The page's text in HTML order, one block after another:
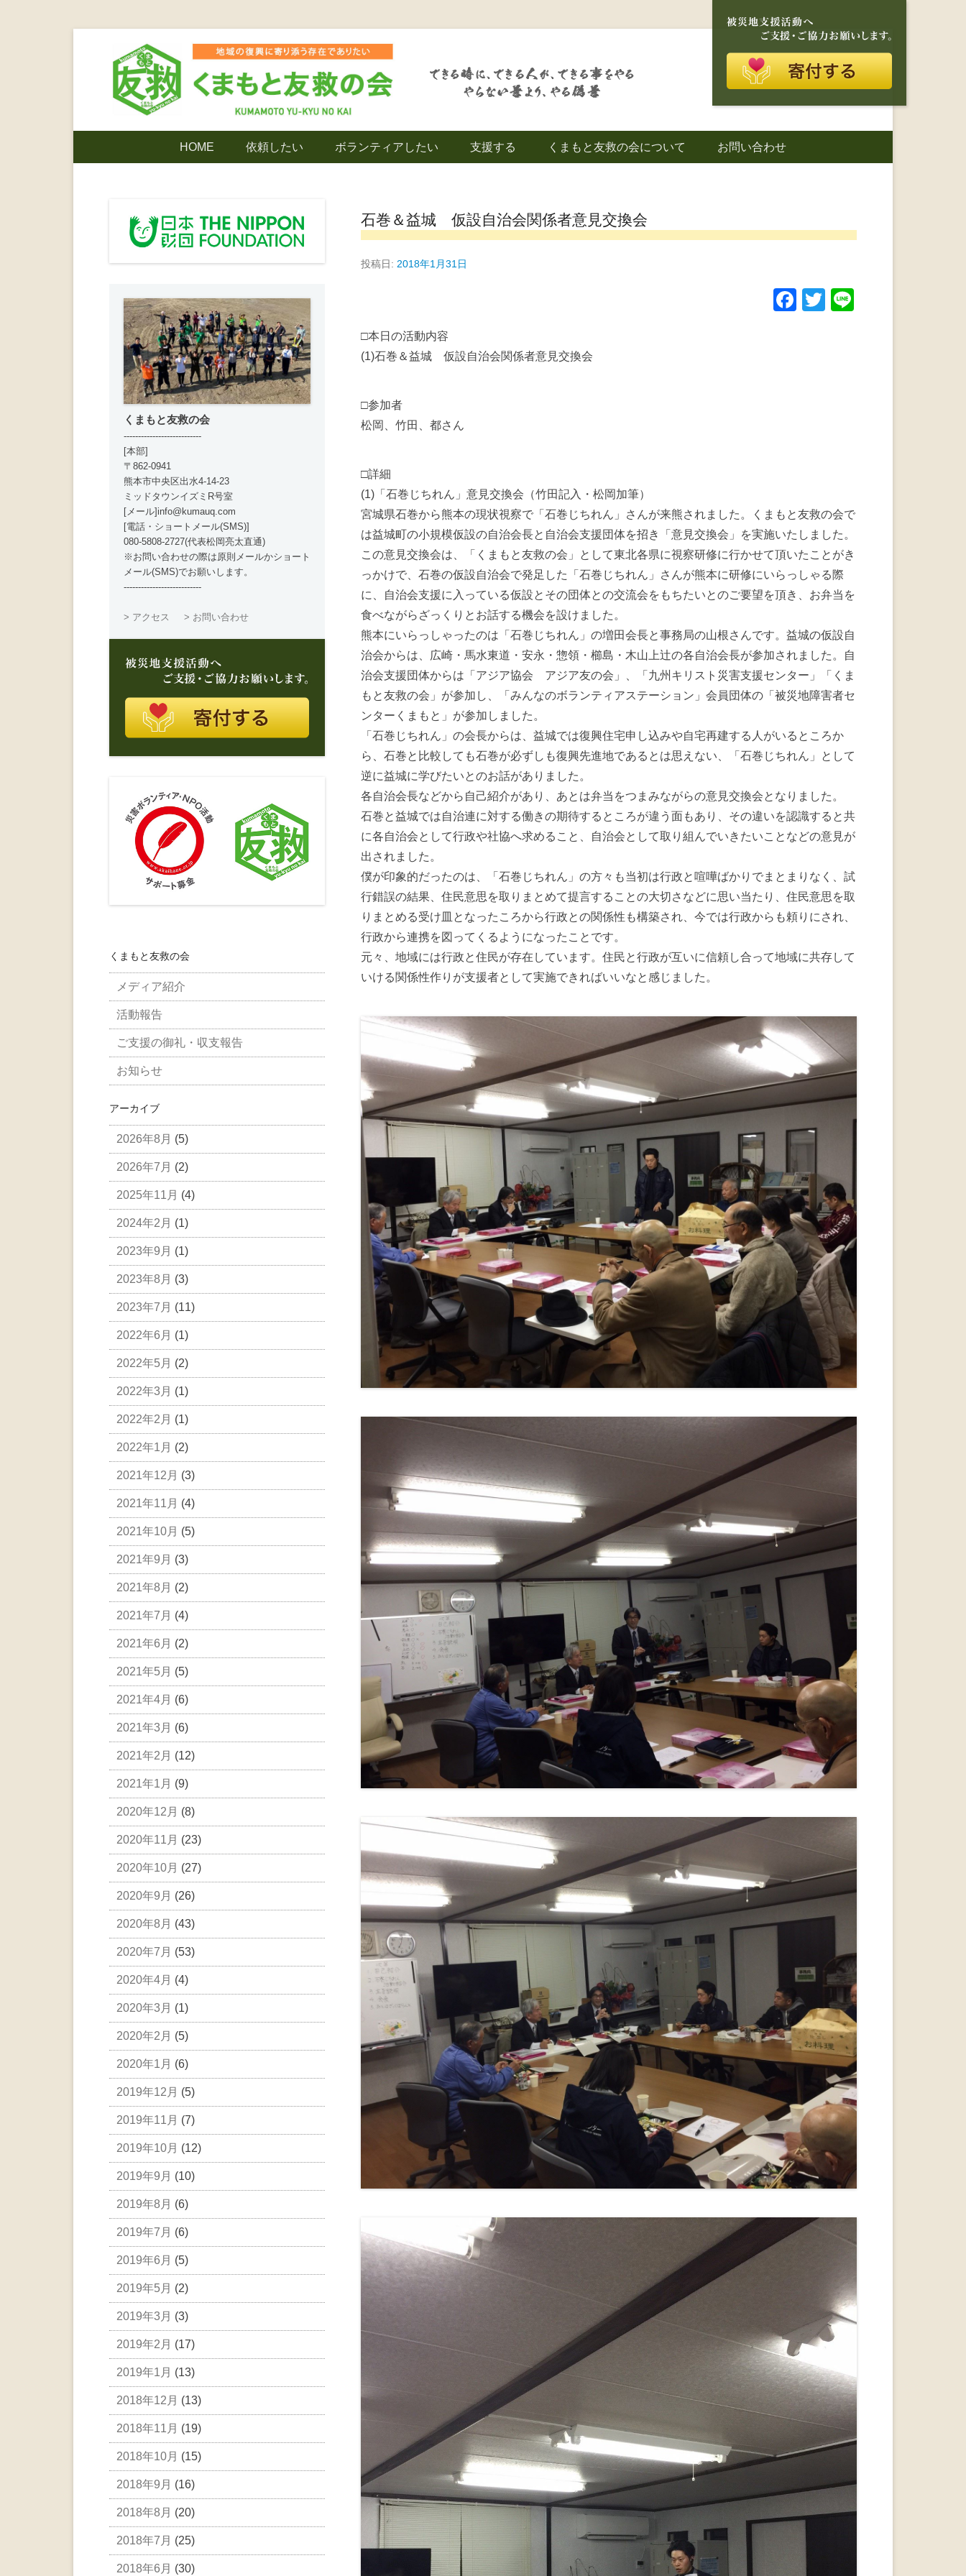
くまもと友救の会｜地域の復興に寄り添う存在
ンティア
HOME 依頼したい ボランティアしたい 支援する くまもと友救の会について お問い合わせ
石巻＆益城 仮設自治会関係者意見交換会
投稿日: 2018年1月31日
F T
□本日の活動内容
(1)石巻＆益城 仮設自治会関係者意見交換会
□参加者
松岡、竹田、都さん
□詳細
(1)「石巻じちれん」意見交換会（竹田記入・松岡加筆）
宮城県石巻から熊本の現状視察で「石巻じちれん」さんが来熊されました。くまもと友救の会で
は益城町の小規模仮設の自治会長と自治会支援団体を招き「意見交換会」を実施いたしました。
この意見交換会は、「くまもと友救の会」として東北各県に視察研修に行かせて頂いたことがき
っかけで、石巻の仮設自治会で発足した「石巻じちれん」さんが熊本に研修にいらっしゃる際
に、自治会支援に入っている仮設とその団体との交流会をもちたいとのご要望を頂き、お弁当を
食べながらざっくりとお話する機会を設けました。
熊本にいらっしゃったのは「石巻じちれん」の増田会長と事務局の山根さんです。益城の仮設自
治会からは、広崎・馬水東道・安永・惣領・櫛島・木山上辻の各自治会長が参加されました。自
治会支援団体からは「アジア協会 アジア友の会」、「九州キリスト災害支援センター」「くま
もと友救の会」が参加し、「みんなのボランティアステーション」会員団体の「被災地障害者セ
ンターくまもと」が参加しました。
「石巻じちれん」の会長からは、益城では復興住宅申し込みや自宅再建する人がいるところか
ら、石巻と比較しても石巻が必ずしも復興先進地であるとは思えない、「石巻じちれん」として
逆に益城に学びたいとのお話がありました。
各自治会長などから自己紹介があり、あとは弁当をつまみながらの意見交換会となりました。
石巻と益城では自治連に対する働きの期待するところが違う面もあり、その違いを認識すると共
に各自治会として行政や社協へ求めること、自治会として取り組んでいきたいことなどの意見が
出されました。
僕が印象的だったのは、「石巻じちれん」の方々も当初は行政と喧嘩ばかりでまとまりなく、試
行錯誤の結果、住民意思を取りまとめて提言することの大切さなどに思い当たり、住民意思を取
りまとめる受け皿となったころから行政との関係性も構築され、今では行政からも頼りにされ、
行政から連携を図ってくるようになったことです。
元々、地域には行政と住民が存在しています。住民と行政が互いに信頼し合って地域に共存して
いける関係性作りが支援者として実施できればいいなと感じました。
くまもと友救の会
---------------------------
[本部]
〒862-0941
熊本市中央区出水4-14-23
ミッドタウンイズミR号室
[メール]info@kumauq.com
[電話・ショートメール(SMS)]
080-5808-2727(代表松岡亮太直通)
※お問い合わせの際は原則メールかショート
メール(SMS)でお願いします。
---------------------------
> アクセス > お問い合わせ
くまもと友救の会
メディア紹介
活動報告
ご支援の御礼・収支報告
お知らせ
アーカイブ
2026年8月 (5)
2026年7月 (2)
2025年11月 (4)
2024年2月 (1)
2023年9月 (1)
2023年8月 (3)
2023年7月 (11)
2022年6月 (1)
2022年5月 (2)
2022年3月 (1)
2022年2月 (1)
2022年1月 (2)
2021年12月 (3)
2021年11月 (4)
2021年10月 (5)
2021年9月 (3)
2021年8月 (2)
2021年7月 (4)
2021年6月 (2)
2021年5月 (5)
2021年4月 (6)
2021年3月 (6)
2021年2月 (12)
2021年1月 (9)
2020年12月 (8)
2020年11月 (23)
2020年10月 (27)
2020年9月 (26)
2020年8月 (43)
2020年7月 (53)
2020年4月 (4)
2020年3月 (1)
2020年2月 (5)
2020年1月 (6)
2019年12月 (5)
2019年11月 (7)
2019年10月 (12)
2019年9月 (10)
2019年8月 (6)
2019年7月 (6)
2019年6月 (5)
2019年5月 (2)
2019年3月 (3)
2019年2月 (17)
2019年1月 (13)
2018年12月 (13)
2018年11月 (19)
2018年10月 (15)
2018年9月 (16)
2018年8月 (20)
2018年7月 (25)
2018年6月 (30)